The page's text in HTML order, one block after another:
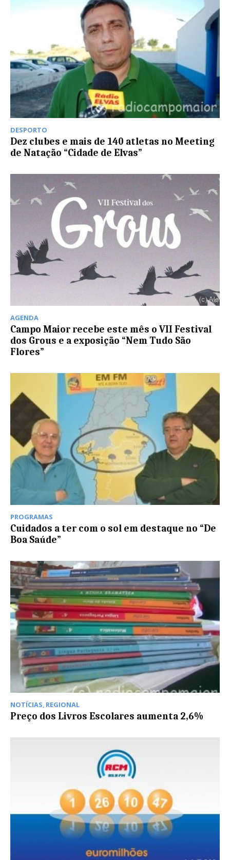
DESPORTO
Dez clubes e mais de 140 atletas no Meeting
de Natação “Cidade de Elvas”
AGENDA
Campo Maior recebe este mês o VII Festival
dos Grous e a exposição “Nem Tudo São
Flores”
PROGRAMAS
Cuidados a ter com o sol em destaque no “De
Boa Saúde”
NOTÍCIAS, REGIONAL
Preço dos Livros Escolares aumenta 2,6%